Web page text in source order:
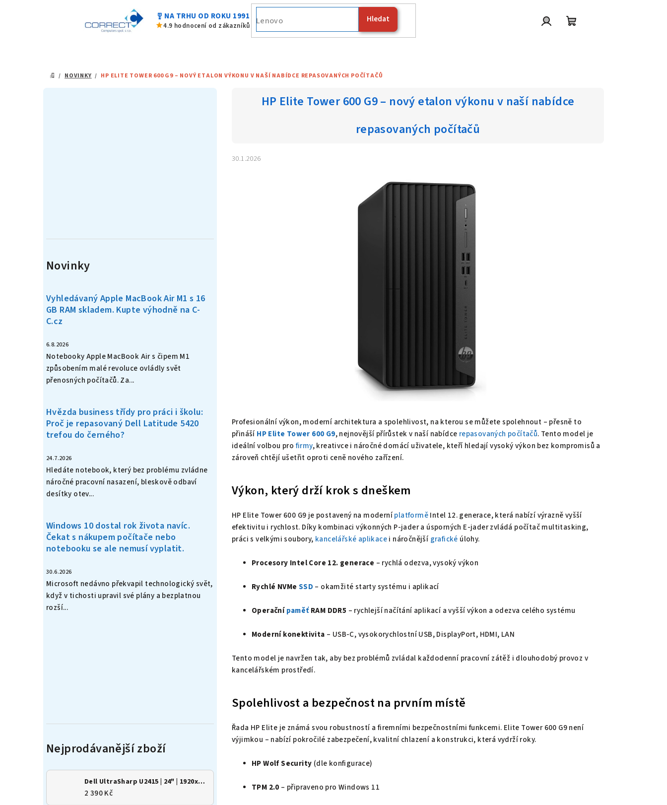
military_tech NA TRHU OD ROKU 1991
star4.9 hodnocení od zákazníků
Hledat
Fuji
DOMŮ
/ NOVINKY / HP ELITE TOWER 600 G9 – NOVÝ ETALON VÝKONU V NAŠÍ NABÍDCE REPASOVANÝCH POČÍTAČŮ
p
n
e
Novinky
Vyhledávaný Apple MacBook Air M1 s 16
GB RAM skladem. Kupte výhodně na C-
C.cz
6.8.2026
Notebooky Apple MacBook Air s čipem M1
způsobením malé revoluce ovládly svět
přenosných počítačů. Za...
Hvězda business třídy pro práci i školu:
Proč je repasovaný Dell Latitude 5420
trefou do černého?
24.7.2026
Hledáte notebook, který bez problému zvládne
náročné pracovní nasazení, bleskově odbaví
desítky otev...
Windows 10 dostal rok života navíc.
Čekat s nákupem počítače nebo
notebooku se ale nemusí vyplatit.
30.6.2026
Microsoft nedávno překvapil technologický svět,
když v tichosti upravil své plány a bezplatnou
rozší...
Dell UltraSharp U2415 | 24" | 1920x1200 | 16:10 | IPS
2 390 Kč
HP Elite Tower 600 G9 – nový etalon výkonu v naší nabídce
repasovaných počítačů
30.1.2026
Profesionální výkon, moderní architektura a spolehlivost, na kterou se můžete spolehnout – přesně to
přináší HP Elite Tower 600 G9, nejnovější přírůstek v naší nabídce repasovaných počítačů. Tento model je
ideální volbou pro firmy, kreativce i náročné domácí uživatele, kteří hledají vysoký výkon bez kompromisů a
zároveň chtějí ušetřit oproti ceně nového zařízení.
Výkon, který drží krok s dneškem
HP Elite Tower 600 G9 je postavený na moderníplatforměIntel 12. generace, která nabízí výrazně vyšší
efektivitu i rychlost. Díky kombinaci výkonných P-jader a úsporných E-jader zvládá počítač multitasking,
práci s velkými soubory, kancelářské aplikacei náročnější grafické úlohy.
Procesory Intel Core 12. generace – rychlá odezva, vysoký výkon
Rychlé NVMe SSD – okamžité starty systému i aplikací
Operačnípaměť RAM DDR5 – rychlejší načítání aplikací a vyšší výkon a odezva celého systému
Moderní konektivita – USB-C, vysokorychlostní USB, DisplayPort, HDMI, LAN
Tento model je navržen tak, aby bez problémů zvládal každodenní pracovní zátěž i dlouhodobý provoz v
kancelářském prostředí.
Spolehlivost a bezpečnost na prvním místě
Řada HP Elite je známá svou robustností a firemními bezpečnostními funkcemi. Elite Tower 600 G9 není
výjimkou – nabízí pokročilé zabezpečení, kvalitní chlazení a konstrukci, která vydrží roky.
HP Wolf Security (dle konfigurace)
TPM 2.0 – připraveno pro Windows 11